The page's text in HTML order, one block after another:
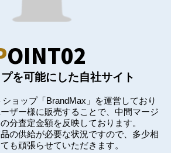
OINT02
を可能にした自社サイト
ョップ「BrandMax」を運営しており
ザー様に販売することで、中間マージ
分査定金額を反映しております。
の供給が必要な状況ですので、多少相
も頑張らせていただきます。